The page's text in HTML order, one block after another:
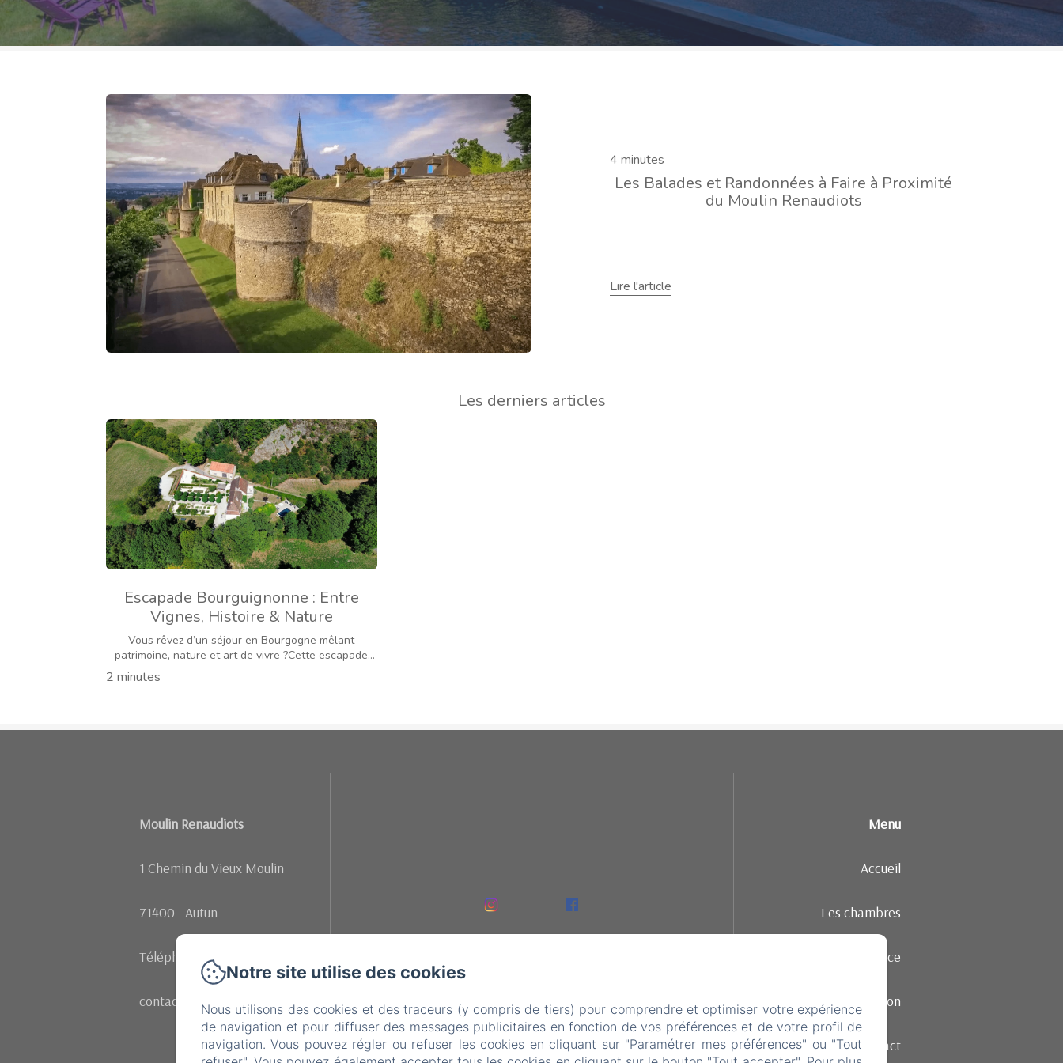
4 minutes
Les Balades et Randonnées à Faire à Proximité
du Moulin Renaudiots
Lire l'article
Les derniers articles
Escapade Bourguignonne : Entre
Vignes, Histoire & Nature
Vous rêvez d’un séjour en Bourgogne mêlant
patrimoine, nature et art de vivre ?Cette escapade
bourguignonne vous emmène au cœur d’un...
2 minutes
Moulin Renaudiots
1 Chemin du Vieux Moulin
71400 - Autun
Téléphone: +33 (0)602107342
contact@moulinrenaudiots.com
Menu
Accueil
Les chambres
Ambiance
Restauration
Contact
Notre site utilise des cookies
Nous utilisons des cookies et des traceurs (y compris de tiers) pour comprendre et optimiser votre expérience
de navigation et pour diffuser des messages publicitaires en fonction de vos préférences et de votre profil de
navigation. Vous pouvez régler ou refuser les cookies en cliquant sur "Paramétrer mes préférences" ou "Tout